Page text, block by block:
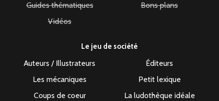
Guides thématiques
Bons plans
Vidéos
Le jeu de société
Auteurs / Illustrateurs
Éditeurs
Les mécaniques
Petit lexique
Coups de coeur
La ludothèque idéale